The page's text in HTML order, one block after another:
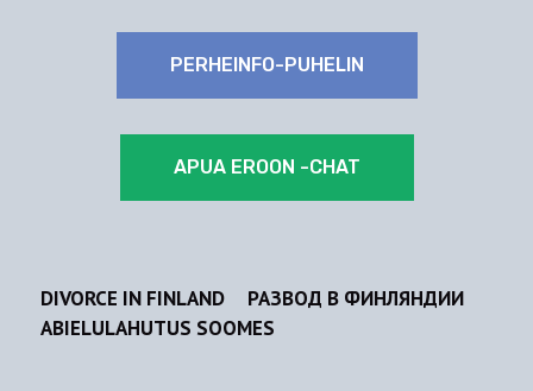
PERHEINFO-PUHELIN
APUA EROON -CHAT
DIVORCE IN FINLAND
РАЗВОД В ФИНЛЯНДИИ
ABIELULAHUTUS SOOMES